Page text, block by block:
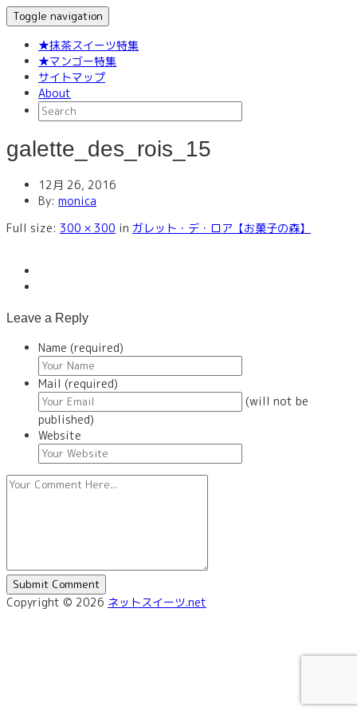
Toggle navigation
★抹茶スイーツ特集
★マンゴー特集
サイトマップ
About
galette_des_rois_15
12月 26, 2016
By: monica
Full size: 300 × 300 in ガレット・デ・ロア【お菓子の森】
Leave a Reply
Name (required)
Mail (required)
(will not be
published)
Website
Copyright © 2026 ネットスイーツ.net